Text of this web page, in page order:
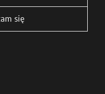
się